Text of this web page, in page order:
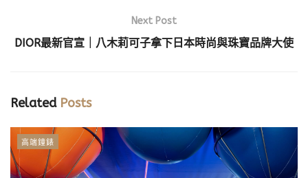
Next Post
DIOR最新官宣｜八木莉可子拿下日本時尚與珠寶品牌大使
RelatedPosts
高端鐘錶